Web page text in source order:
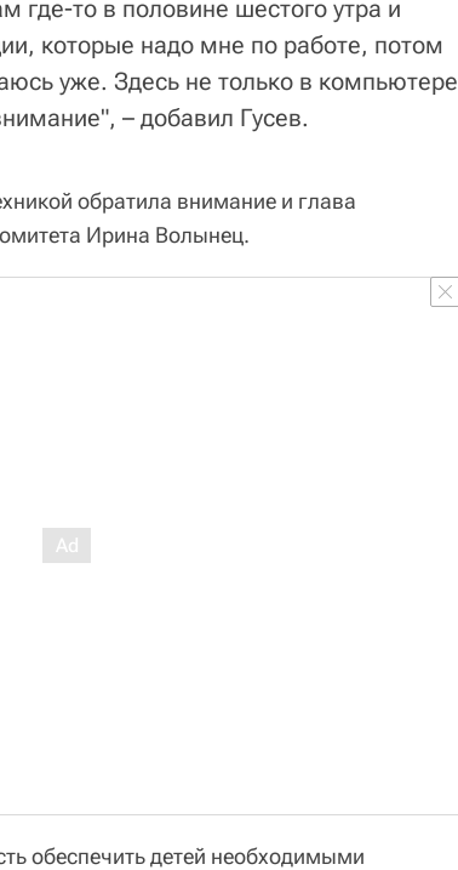
где-то в половине шестого утра и
которые надо мне по работе, потом
уже. Здесь не только в компьютере
– добавил Гусев.
обратила внимание и глава
Ирина Волынец.
обеспечить детей необходимыми